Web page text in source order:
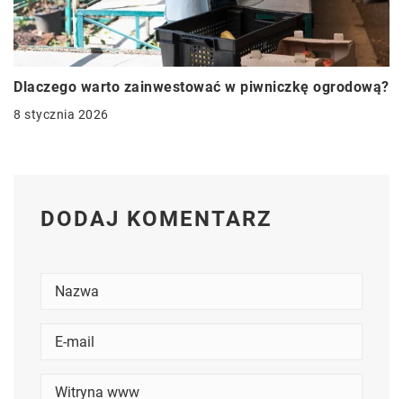
Dlaczego warto zainwestować w piwniczkę ogrodową?
8 stycznia 2026
DODAJ KOMENTARZ